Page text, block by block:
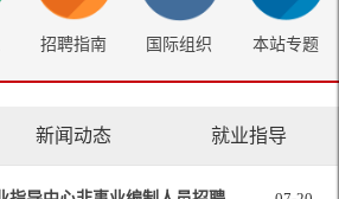
招聘指南 国际组织 本站专题
新闻动态 就业指导